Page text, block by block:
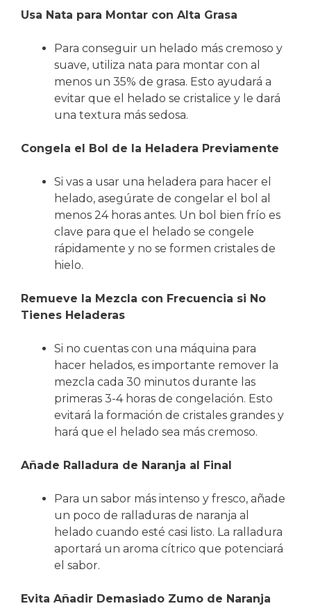
Usa Nata para Montar con Alta Grasa
Para conseguir un helado más cremoso y
suave, utiliza nata para montar con al
menos un 35% de grasa. Esto ayudará a
evitar que el helado se cristalice y le dará
una textura más sedosa.
Congela el Bol de la Heladera Previamente
Si vas a usar una heladera para hacer el
helado, asegúrate de congelar el bol al
menos 24 horas antes. Un bol bien frío es
clave para que el helado se congele
rápidamente y no se formen cristales de
hielo.
Remueve la Mezcla con Frecuencia si No
Tienes Heladeras
Si no cuentas con una máquina para
hacer helados, es importante remover la
mezcla cada 30 minutos durante las
primeras 3-4 horas de congelación. Esto
evitará la formación de cristales grandes y
hará que el helado sea más cremoso.
Añade Ralladura de Naranja al Final
Para un sabor más intenso y fresco, añade
un poco de ralladuras de naranja al
helado cuando esté casi listo. La ralladura
aportará un aroma cítrico que potenciará
el sabor.
Evita Añadir Demasiado Zumo de Naranja